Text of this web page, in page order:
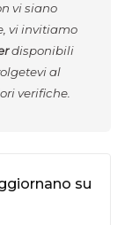
vi siano
vi invitiamo
disponibili
al
verifiche.
su